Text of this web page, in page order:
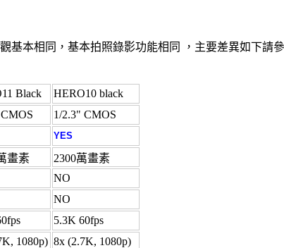
觀基本相同，基本拍照錄影功能相同 ，主要差異如下
Black HERO10 black
1/2.3" CMOS
YES
畫素
2300萬畫素
NO
NO
5.3K 60fps
1080p) 8x (2.7K, 1080p)